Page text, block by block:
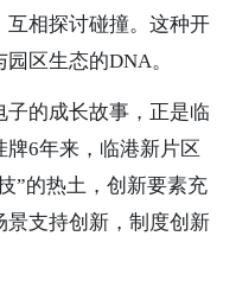
相探讨碰撞。这种开
区生态的DNA。
的成长故事，正是临
6年来，临港新片区
”的热土，创新要素充
支持创新，制度创新